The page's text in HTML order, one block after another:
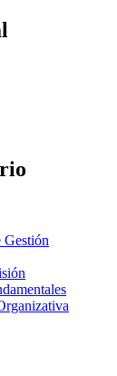
Gestión